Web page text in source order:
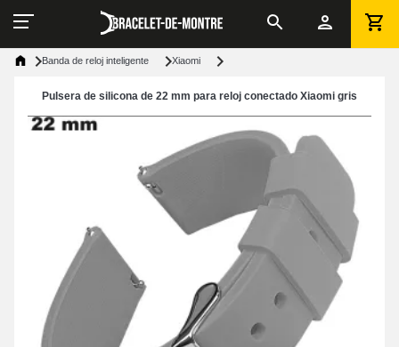
Banda de reloj inteligente Xiaomi
Pulsera de silicona de 22 mm para reloj conectado Xiaomi gris